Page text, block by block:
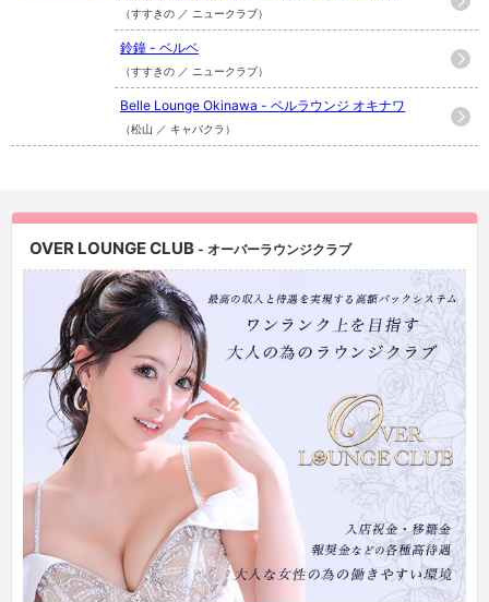
（すすきの ／ ニュークラブ）
鈴鐘 - ベルベ
（すすきの ／ ニュークラブ）
Belle Lounge Okinawa - ベルラウンジ オキナワ
（松山 ／ キャバクラ）
OVER LOUNGE CLUB - オーバーラウンジクラブ